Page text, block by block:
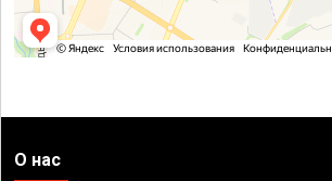
О нас